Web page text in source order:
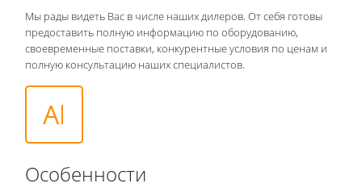
Мы рады видеть Вас в числе наших дилеров. От себя готовы
предоставить полную информацию по оборудованию,
своевременные поставки, конкурентные условия по ценам и
полную консультацию наших специалистов.
Особенности